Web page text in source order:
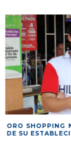
ORO SHOPPING
DE SU